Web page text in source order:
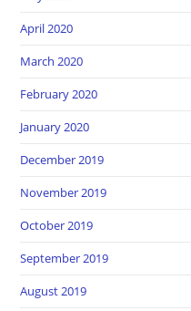
April 2020
March 2020
February 2020
January 2020
December 2019
November 2019
October 2019
September 2019
August 2019